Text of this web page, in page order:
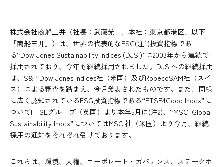
株式会社商船三井（社長：武藤光一、本社：東京都港区、以下
「商船三井」）は、世界の代表的なESG(注1)投資指標であ
る“Dow Jones Sustainability Indices (DJSI)”に2003年から連続で
採用されており、今年も継続採用されました。DJSIへの継続採用
は、S&P Dow Jones Indices社（米国）及びRobecoSAM社（スイ
ス）による審査を踏まえ、今月発表されたものです。また、同様
に広く認知されているESG投資指標である“FTSE4Good Index”に
ついてFTSEグループ（英国）より本年5月に(注2)、“MSCI Global
Sustainability Index”についてはMSCI社（米国）より今月、継続
採用の通知をそれぞれ受けております。
これらは、環境、人権、コーポレート・ガバナンス、ステークホ